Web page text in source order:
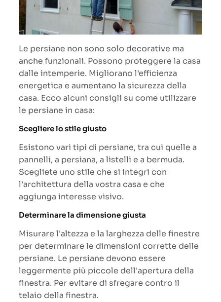
Le persiane non sono solo decorative ma
anche funzionali. Possono proteggere la casa
dalle intemperie. Migliorano l'efficienza
energetica e aumentano la sicurezza della
casa. Ecco alcuni consigli su come utilizzare
le persiane in casa:
Scegliere lo stile giusto
Esistono vari tipi di persiane, tra cui quelle a
pannelli, a persiana, a listelli e a bermuda.
Scegliete uno stile che si integri con
l'architettura della vostra casa e che
aggiunga interesse visivo.
Determinare la dimensione giusta
Misurare l'altezza e la larghezza delle finestre
per determinare le dimensioni corrette delle
persiane. Le persiane devono essere
leggermente più piccole dell'apertura della
finestra. Per evitare di sfregare contro il
telaio della finestra.